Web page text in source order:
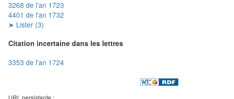
3268 de l'an 1723
4401 de l'an 1732
➤ Lister (3)
Citation incertaine dans les lettres
3353 de l'an 1724
URL persistante :